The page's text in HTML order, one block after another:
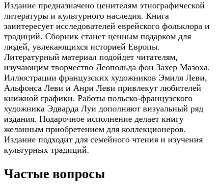
Издание предназначено ценителям этнографической
литературы и культурного наследия. Книга
заинтересует исследователей еврейского фольклора и
традиций. Сборник станет ценным подарком для
людей, увлекающихся историей Европы.
Литературный материал подойдет читателям,
изучающим творчество Леопольда фон Захер Мазоха.
Иллюстрации французских художников Эмиля Леви,
Альфонса Леви и Анри Леви привлекут любителей
книжной графики. Работы польско-французского
художника Эдварда Луи дополняют визуальный ряд
издания. Подарочное исполнение делает книгу
желанным приобретением для коллекционеров.
Издание подходит для семейного чтения и изучения
культурных традиций.
Частые вопросы